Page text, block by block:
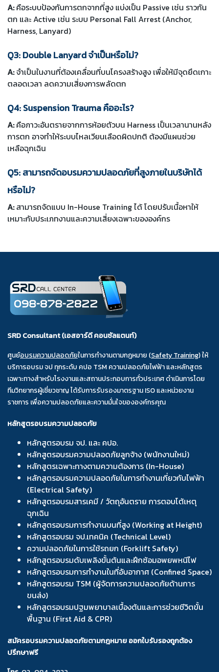
A:คือระบบป้องกันการตกจากที่สูง แบ่งเป็น Passive เช่น ราวกัน
ตก และ Active เช่น ระบบ Personal Fall Arrest (Anchor,
Harness, Lanyard)
Q3: Double Lanyard จำเป็นหรือไม่?
A:จำเป็นในงานที่ต้องเคลื่อนที่บนโครงสร้างสูง เพื่อให้มีจุดยึดเกาะ
ตลอดเวลา ลดความเสี่ยงการพลัดตก
Q4: Suspension Trauma คืออะไร?
A:คือภาวะอันตรายจากการห้อยตัวบน Harness เป็นเวลานานหลัง
การตก อาจทำให้ระบบไหลเวียนเลือดผิดปกติ ต้องมีแผนช่วย
เหลือฉุกเฉิน
Q5: สามารถจัดอบรมความปลอดภัยที่สูงภายในบริษัทได้
หรือไม่?
A:สามารถจัดแบบ In-House Training ได้ โดยปรับเนื้อหาให้
เหมาะกับประเภทงานและความเสี่ยงเฉพาะขององค์กร
SRD Consultant (เอสอาร์ดี คอนซัลแตนท์)
ศูนย์อบรมความปลอดภัยในการทำงานตามกฎหมาย (Safety Training) ให้
บริการอบรม จป ทุกระดับ คปอ TSM ความปลอดภัยไฟฟ้า และหลักสูตร
เฉพาะทางสำหรับโรงงานและสถานประกอบการทั่วประเทศ ดำเนินการโดย
ทีมวิทยากรผู้เชี่ยวชาญ ได้รับการรับรองมาตรฐาน ISO และหน่วยงาน
ราชการ เพื่อความปลอดภัยและความมั่นใจขององค์กรคุณ
หลักสูตรอบรมความปลอดภัย
หลักสูตรอบรม จป. และ คปอ.
หลักสูตรอบรมความปลอดภัยลูกจ้าง (พนักงานใหม่)
หลักสูตรเฉพาะทางตามความต้องการ (In-House)
หลักสูตรอบรมความปลอดภัยในการทำงานเกี่ยวกับไฟฟ้า
(Electrical Safety)
หลักสูตรอบรมสารเคมี / วัตถุอันตราย การตอบโต้เหตุ
ฉุกเฉิน
หลักสูตรอบรมการทำงานบนที่สูง (Working at Height)
หลักสูตรอบรม จป.เทคนิค (Technical Level)
ความปลอดภัยในการใช้รถยก (Forklift Safety)
หลักสูตรอบรมดับเพลิงขั้นต้นและฝึกซ้อมอพยพหนีไฟ
หลักสูตรอบรมการทำงานในที่อับอากาศ (Confined Space)
หลักสูตรอบรม TSM (ผู้จัดการความปลอดภัยด้านการ
ขนส่ง)
หลักสูตรอบรมปฐมพยาบาลเบื้องต้นและการช่วยชีวิตขั้น
พื้นฐาน (First Aid & CPR)
สมัครอบรมความปลอดภัยตามกฎหมาย ออกใบรับรองถูกต้อง
ปรึกษาฟรี